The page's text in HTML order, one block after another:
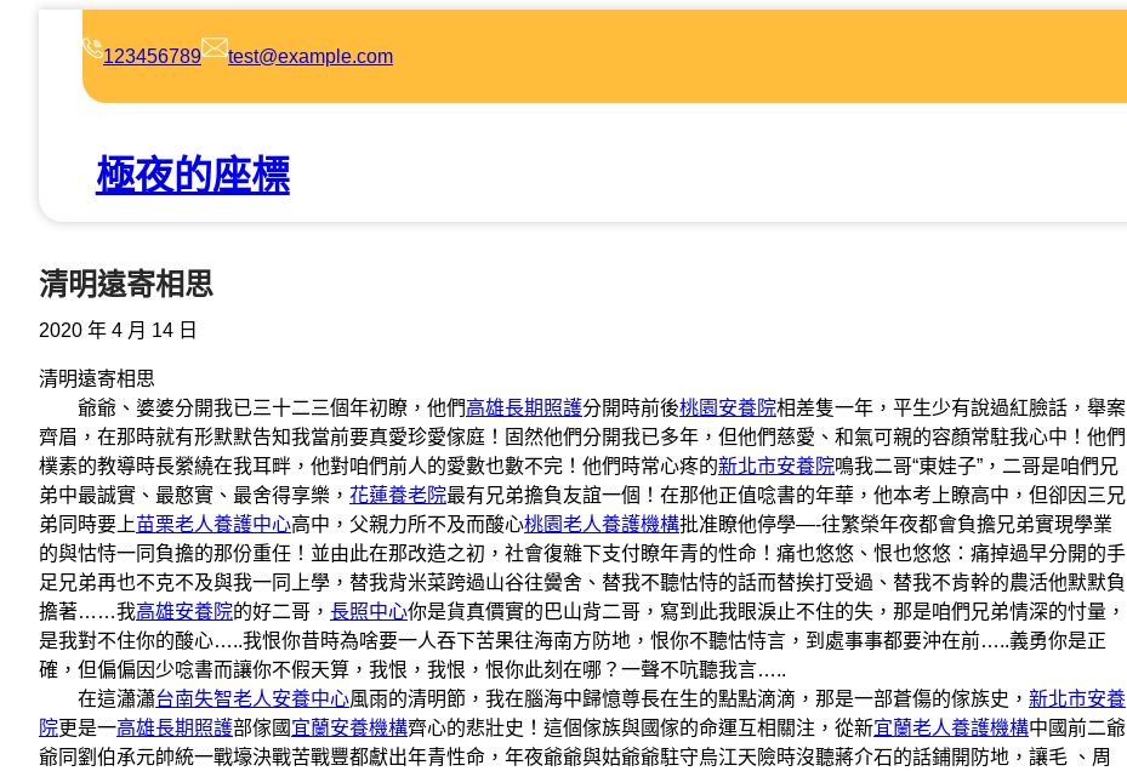
123456789 test@example.com
極夜的座標
清明遠寄相思
2020 年 4 月 14 日
清明遠寄相思
爺爺、婆婆分開我已三十二三個年初瞭，他們高雄長期照護分開時前後桃園安養院相差隻一年，平生少有說過紅臉話，舉案
齊眉，在那時就有形默默告知我當前要真愛珍愛傢庭！固然他們分開我已多年，但他們慈愛、和氣可親的容顏常駐我心中！他們
樸素的教導時長縈繞在我耳畔，他對咱們前人的愛數也數不完！他們時常心疼的新北市安養院鳴我二哥“東娃子”，二哥是咱們兄
弟中最誠實、最憨實、最舍得享樂， 花蓮養老院最有兄弟擔負友誼一個！在那他正值唸書的年華，他本考上瞭高中，但卻因三兄
弟同時要上苗栗老人養護中心高中，父親力所不及而酸心桃園老人養護機構批准瞭他停學—-往繁榮年夜都會負擔兄弟實現學業
的與怙恃一同負擔的那份重任！並由此在那改造之初，社會復雜下支付瞭年青的性命！痛也悠悠、恨也悠悠：痛掉過早分開的手
足兄弟再也不克不及與我一同上學，替我背米菜跨過山谷往黌舍、替我不聽怙恃的話而替挨打受過、替我不肯幹的農活他默默負
擔著……我高雄安養院的好二哥， 長照中心你是貨真價實的巴山背二哥，寫到此我眼淚止不住的失，那是咱們兄弟情深的忖量，
是我對不住你的酸心…..我恨你昔時為啥要一人吞下苦果往海南方防地，恨你不聽怙恃言，到處事事都要沖在前…..義勇你是正
確，但偏偏因少唸書而讓你不假天算，我恨，我恨，恨你此刻在哪？一聲不吭聽我言…..
在這瀟瀟台南失智老人安養中心風雨的清明節，我在腦海中歸憶尊長在生的點點滴滴，那是一部蒼傷的傢族史， 新北市安養
院更是一高雄長期照護部傢國 宜蘭安養機構齊心的悲壯史！這個傢族與國傢的命運互相關注，從新宜蘭老人養護機構中國前二爺
爺同劉伯承元帥統一戰壕決戰苦戰豐都獻出年青性命，年夜爺爺與姑爺爺駐守烏江天險時沒聽蔣介石的話鋪開防地，讓毛 、周